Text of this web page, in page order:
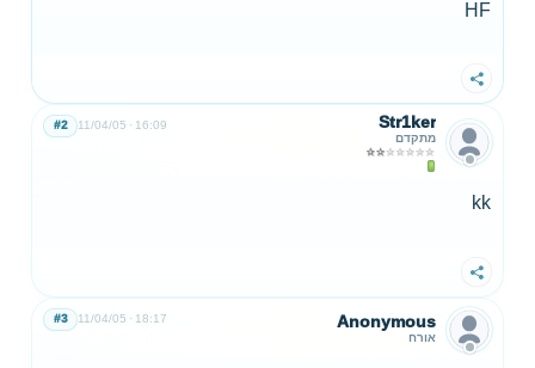
HF
שתף
Str1ker
מתקדם
11/04/05 16:09
#2
kk
שתף
Anonymous
אורח
11/04/05 18:17
#3